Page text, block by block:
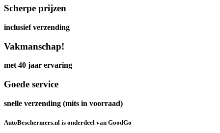
Scherpe prijzen
inclusief verzending
Vakmanschap!
met 40 jaar ervaring
Goede service
snelle verzending (mits in voorraad)
AutoBeschermers.nl is onderdeel van GoodGo